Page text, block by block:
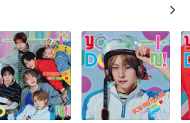
시에는 불량 확인을 위해 개봉 시의 동영
없는 경우 반품/교환이 제한될 수 있습니
모델명을 첨부하여 첨부하여 고객센터에